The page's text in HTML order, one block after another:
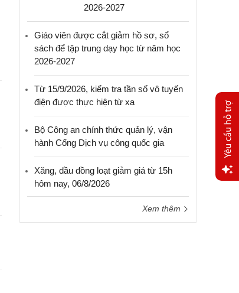
2026-2027
Giáo viên được cắt giảm hồ sơ, sổ
sách để tập trung dạy học từ năm học
2026-2027
Từ 15/9/2026, kiểm tra tần số vô tuyến
điện được thực hiện từ xa
Bộ Công an chính thức quản lý, vận
hành Cổng Dịch vụ công quốc gia
Xăng, dầu đồng loạt giảm giá từ 15h
hôm nay, 06/8/2026
Xem thêm